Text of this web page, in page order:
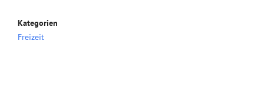
Kategorien
Freizeit